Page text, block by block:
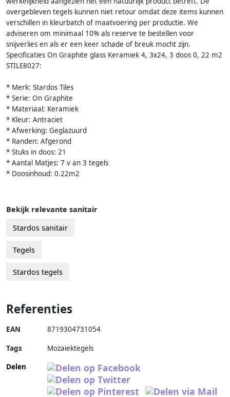
overgebleven tegels kunnen niet retour omdat deze items kunnen
verschillen in kleurbatch of maatvoering per productie. We
adviseren om minimaal 10% als reserve te bestellen voor
snijverlies en als er een keer schade of breuk mocht zijn.
Specificaties On Graphite glass Keramiek 4, 3x24, 3 doos 0, 22 m2
STILE8027:
* Merk: Stardos Tiles
* Serie: On Graphite
* Materiaal: Keramiek
* Kleur: Antraciet
* Afwerking: Geglazuurd
* Randen: Afgerond
* Stuks in doos: 21
* Aantal Matjes: 7 v an 3 tegels
* Doosinhoud: 0.22m2
Bekijk relevante sanitair
Stardos sanitair
Tegels
Stardos tegels
Referenties
EAN 8719304731054
Tags
Mozaiektegels
Delen